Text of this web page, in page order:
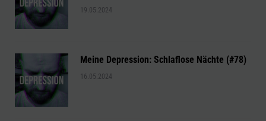
19.05.2024
Meine Depression: Schlaflose Nächte (#78)
16.05.2024